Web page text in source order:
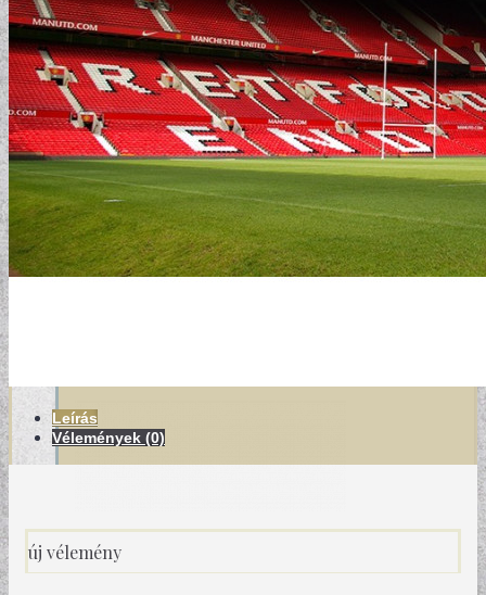
MODERN TAPÉTÁK
Leírás
Vélemények (0)
új vélemény